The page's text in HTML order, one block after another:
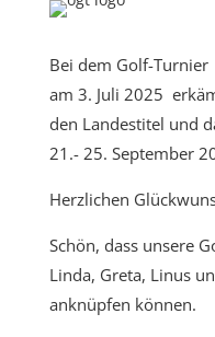
Bei dem Golf-Turnier
am 3. Juli 2025
den Landestitel und
21.- 25. September
Herzlichen
Schön, dass unsere
Linda, Greta, Linus
anknüpfen können.